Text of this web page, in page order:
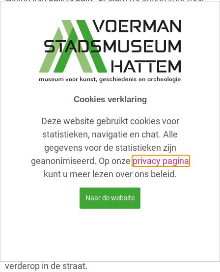
telde ze het geld, waarna ze opmerkte: “Nou,
daarvoor kom ik graag nog eens model zitten!”
Ze heeft er een paar schoenen van kunnen kopen!
Mijn beelden zijn niet abstract maar figuratief en
uit Peperino, een vulkanisch gesteente uit Italië. Dit
beeld heb ik gemaakt voor het bejaardenhuis De Hof
van Blom in Hattem.
In klei en keramiek heb ik meerdere jaren lesgegeven
in Zwolle en Hattem aan enthousiaste cursisten.
Buiten het beeldhouwen werden er ook uitstapjes
verderop in de straat.
Cookies verklaring
Deze website gebruikt cookies voor
statistieken, navigatie en chat. Alle
gegevens voor de statistieken zijn
geanonimiseerd. Op onze privacy pagina
kunt u meer lezen over ons beleid.
Naar de website